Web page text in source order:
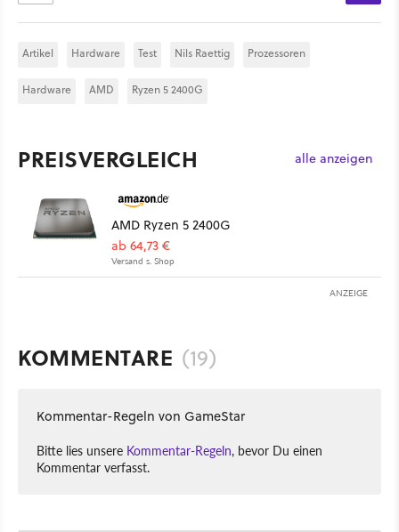
Artikel Hardware Test Nils Raettig Prozessoren
Hardware AMD Ryzen 5 2400G
PREISVERGLEICH alle anzeigen
AMD Ryzen 5 2400G
ab 64,73 €
Versand s. Shop
ANZEIGE
KOMMENTARE (19)
Kommentar-Regeln von GameStar
Bitte lies unsere Kommentar-Regeln, bevor Du einen
Kommentar verfasst.